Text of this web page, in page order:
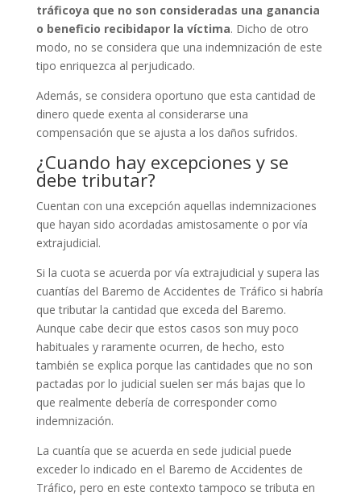
tráficoya que no son consideradas una ganancia
o beneficio recibidapor la víctima. Dicho de otro
modo, no se considera que una indemnización de este
tipo enriquezca al perjudicado.
Además, se considera oportuno que esta cantidad de
dinero quede exenta al considerarse una
compensación que se ajusta a los daños sufridos.
¿Cuando hay excepciones y se
debe tributar?
Cuentan con una excepción aquellas indemnizaciones
que hayan sido acordadas amistosamente o por vía
extrajudicial.
Si la cuota se acuerda por vía extrajudicial y supera las
cuantías del Baremo de Accidentes de Tráfico si habría
que tributar la cantidad que exceda del Baremo.
Aunque cabe decir que estos casos son muy poco
habituales y raramente ocurren, de hecho, esto
también se explica porque las cantidades que no son
pactadas por lo judicial suelen ser más bajas que lo
que realmente debería de corresponder como
indemnización.
La cuantía que se acuerda en sede judicial puede
exceder lo indicado en el Baremo de Accidentes de
Tráfico, pero en este contexto tampoco se tributa en